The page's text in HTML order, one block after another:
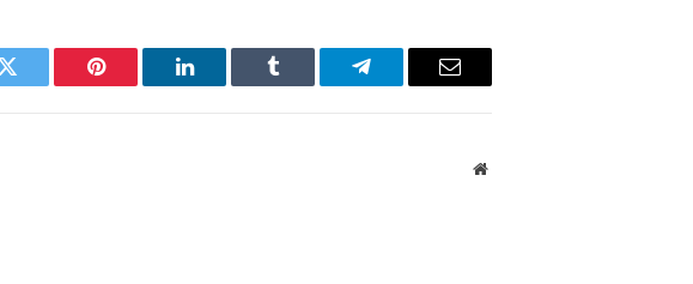
Twitter Pinterest LinkedIn Tumblr Telegram Email
Website